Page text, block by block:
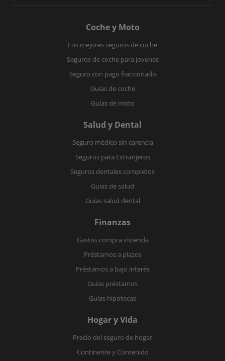
Coche y Moto
Los mejores seguros de coche
Seguros de coche para jovenes
Seguro con pago fraccionado
Guías de coche
Guías de moto
Salud y Dental
Seguro médico sin carencia
Seguros para Extranjeros
Seguros dentales completos
Guías de salud
Guías salud dental
Finanzas
Gastos compra vivienda
Préstamos a plazos
Préstamos a bajo interés
Guías préstamos
Guías hipotecas
Hogar y Vida
Precio del seguro de hogar
Continente y Contenido